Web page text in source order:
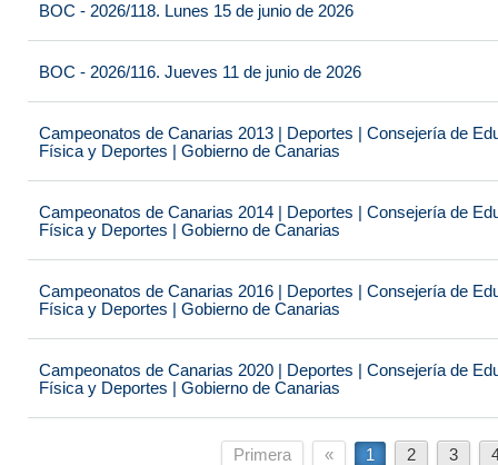
BOC - 2026/118. Lunes 15 de junio de 2026
BOC - 2026/116. Jueves 11 de junio de 2026
Campeonatos de Canarias 2013 | Deportes | Consejería de
Física y Deportes | Gobierno de Canarias
Campeonatos de Canarias 2014 | Deportes | Consejería de
Física y Deportes | Gobierno de Canarias
Campeonatos de Canarias 2016 | Deportes | Consejería de
Física y Deportes | Gobierno de Canarias
Campeonatos de Canarias 2020 | Deportes | Consejería de
Física y Deportes | Gobierno de Canarias
Primera « 1 2 3